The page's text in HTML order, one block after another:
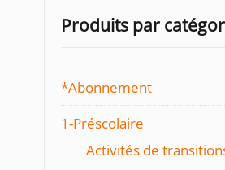
Produits par
*Abonnement
1-Préscolaire
Activités de